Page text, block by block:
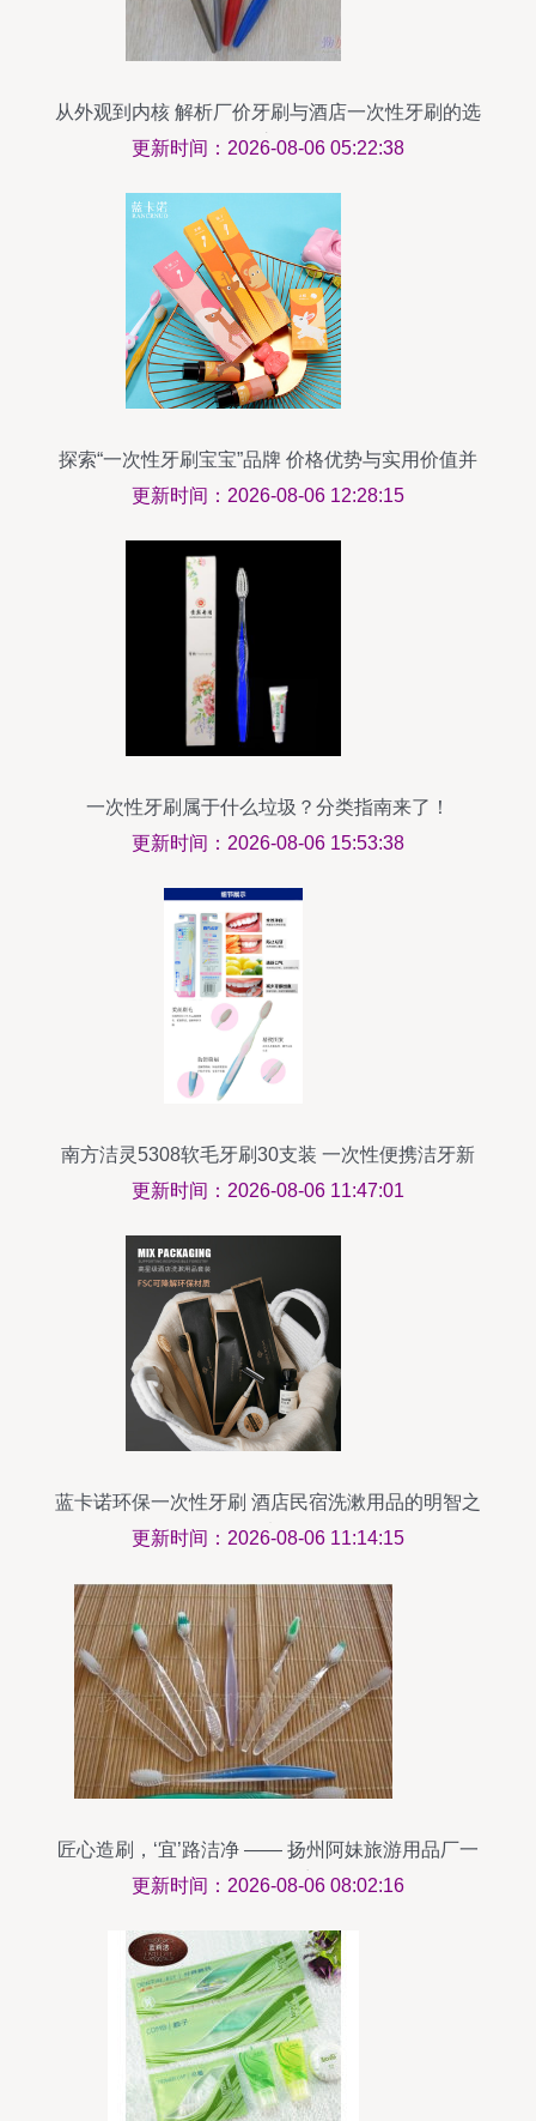
从外观到内核 解析厂价牙刷与酒店一次性牙刷的选
择之道
更新时间：2026-08-06 05:22:38
探索“一次性牙刷宝宝”品牌 价格优势与实用价值并
存
更新时间：2026-08-06 12:28:15
一次性牙刷属于什么垃圾？分类指南来了！
更新时间：2026-08-06 15:53:38
南方洁灵5308软毛牙刷30支装 一次性便携洁牙新
体验
更新时间：2026-08-06 11:47:01
蓝卡诺环保一次性牙刷 酒店民宿洗漱用品的明智之
选
更新时间：2026-08-06 11:14:15
匠心造刷，‘宜’路洁净 —— 扬州阿妹旅游用品厂一
次性牙刷探访记
更新时间：2026-08-06 08:02:16